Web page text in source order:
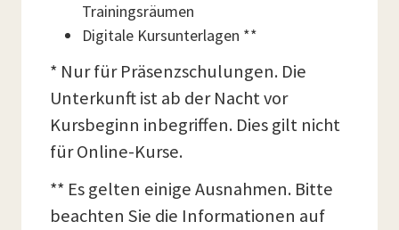
Trainingsräumen
Digitale Kursunterlagen **
* Nur für Präsenzschulungen. Die
Unterkunft ist ab der Nacht vor
Kursbeginn inbegriffen. Dies gilt nicht
für Online-Kurse.
** Es gelten einige Ausnahmen. Bitte
beachten Sie die Informationen auf